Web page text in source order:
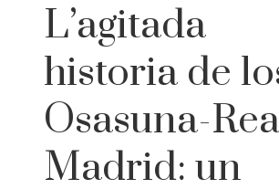
L’agitada
historia de
Osasuna-
Madrid: un